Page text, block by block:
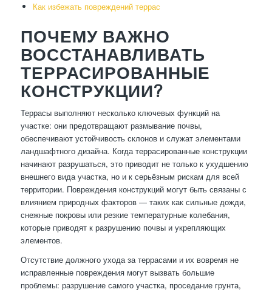
Как избежать повреждений террас
ПОЧЕМУ ВАЖНО
ВОССТАНАВЛИВАТЬ
ТЕРРАСИРОВАННЫЕ
КОНСТРУКЦИИ?
Террасы выполняют несколько ключевых функций на
участке: они предотвращают размывание почвы,
обеспечивают устойчивость склонов и служат элементами
ландшафтного дизайна. Когда террасированные конструкции
начинают разрушаться, это приводит не только к ухудшению
внешнего вида участка, но и к серьёзным рискам для всей
территории. Повреждения конструкций могут быть связаны с
влиянием природных факторов — таких как сильные дожди,
снежные покровы или резкие температурные колебания,
которые приводят к разрушению почвы и укрепляющих
элементов.
Отсутствие должного ухода за террасами и их вовремя не
исправленные повреждения могут вызвать большие
проблемы: разрушение самого участка, проседание грунта,